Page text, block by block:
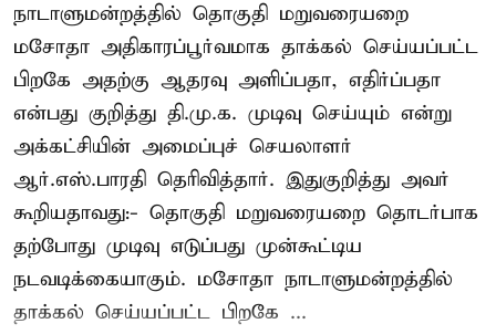
நாடாளுமன்றத்தில் தொகுதி மறுவரையறை
மசோதா அதிகாரப்பூர்வமாக தாக்கல் செய்யப்பட்ட
பிறகே அதற்கு ஆதரவு அளிப்பதா, எதிர்ப்பதா
என்பது குறித்து தி.மு.க. முடிவு செய்யும் என்று
அக்கட்சியின் அமைப்புச் செயலாளர்
ஆர்.எஸ்.பாரதி தெரிவித்தார். இதுகுறித்து அவர்
கூறியதாவது:- தொகுதி மறுவரையறை தொடர்பாக
தற்போது முடிவு எடுப்பது முன்கூட்டிய
நடவடிக்கையாகும். மசோதா நாடாளுமன்றத்தில்
தாக்கல் செய்யப்பட்ட பிறகே ...